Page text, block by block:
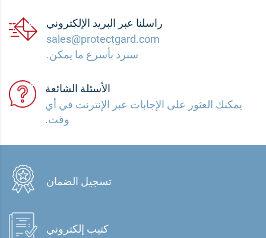
راسلنا عبر البريد الإلكتروني
sales@protectgard.com
سنرد بأسرع ما يمكن.
الأسئلة الشائعة
يمكنك العثور على الإجابات عبر الإنترنت في أي
وقت.
تسجيل الضمان
كتيب إلكتروني